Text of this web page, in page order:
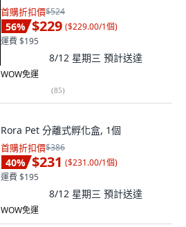
首購折扣價$524
56% $229 ($229.00/1個)
運費 $195
8/12 星期三 預計送達
WOW免運
(85)
Rora Pet 分離式孵化盒, 1個
首購折扣價$386
40% $231 ($231.00/1個)
運費 $195
8/12 星期三 預計送達
WOW免運